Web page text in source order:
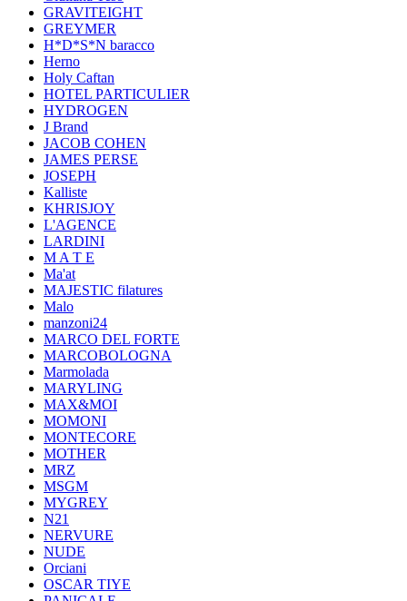
GRAVITEIGHT
GREYMER
H*D*S*N baracco
Herno
Holy Caftan
HOTEL PARTICULIER
HYDROGEN
J Brand
JACOB COHEN
JAMES PERSE
JOSEPH
Kalliste
KHRISJOY
L'AGENCE
LARDINI
M A T E
Ma'at
MAJESTIC filatures
Malo
manzoni24
MARCO DEL FORTE
MARCOBOLOGNA
Marmolada
MARYLING
MAX&MOI
MOMONI
MONTECORE
MOTHER
MRZ
MSGM
MYGREY
N21
NERVURE
NUDE
Orciani
OSCAR TIYE